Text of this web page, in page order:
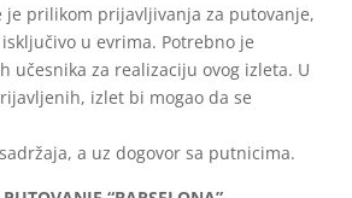
je prilikom prijavljivanja za putovanje,
u evrima. Potrebno je
učesnika za realizaciju ovog izleta. U
izlet bi mogao da se
a uz dogovor sa putnicima.